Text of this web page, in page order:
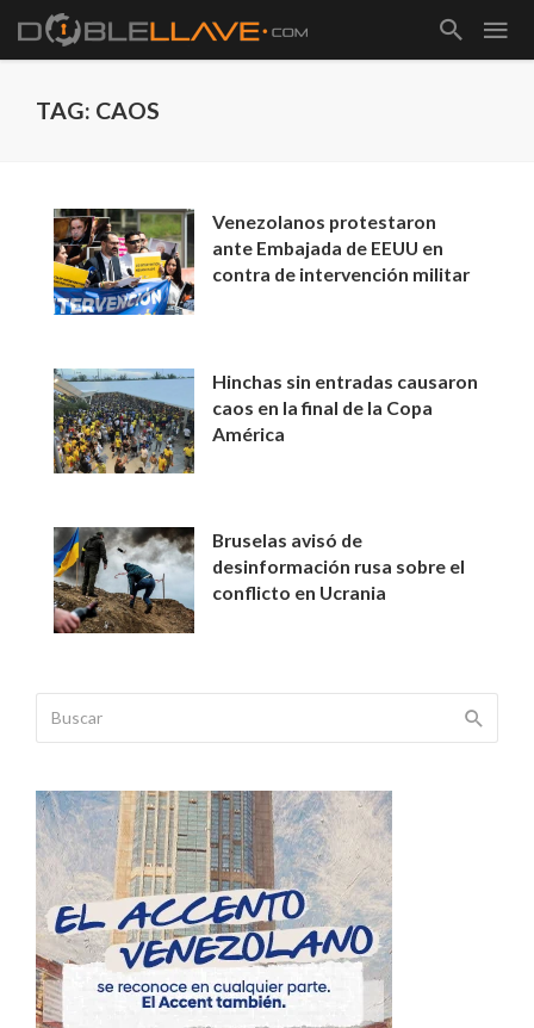
TAG: CAOS
Venezolanos protestaron
ante Embajada de EEUU en
contra de intervención militar
Hinchas sin entradas causaron
caos en la final de la Copa
América
Bruselas avisó de
desinformación rusa sobre el
conflicto en Ucrania